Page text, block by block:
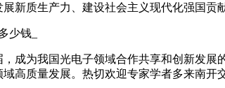
新质生产力、建设社会主义现代化强国贡
成为我国光电子领域合作共享和创新发
高质量发展。热切欢迎专家学者多来南